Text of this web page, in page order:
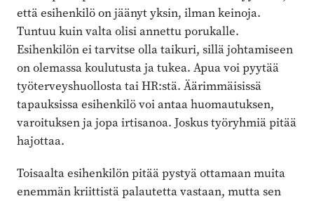
että esihenkilö on jäänyt yksin, ilman keinoja.
Tuntuu kuin valta olisi annettu porukalle.
Esihenkilön ei tarvitse olla taikuri, sillä johtamiseen
on olemassa koulutusta ja tukea. Apua voi pyytää
työterveyshuollosta tai HR:stä. Äärimmäisissä
tapauksissa esihenkilö voi antaa huomautuksen,
varoituksen ja jopa irtisanoa. Joskus työryhmiä pitää
hajottaa.
Toisaalta esihenkilön pitää pystyä ottamaan muita
enemmän kriittistä palautetta vastaan, mutta sen